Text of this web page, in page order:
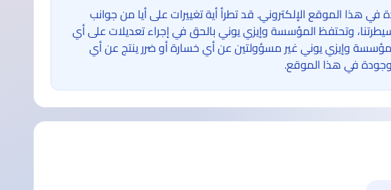
هذا الموقع الإلكتروني. قد تطرأ أية تغييرات على أيا من جوانب
وتحتفظ المؤسسة وإيزي يوني بالحق في إجراء تعديلات على أي
وإيزي يوني غير مسؤولتين عن أي خسارة أو ضرر ينتج عن أي
في هذا الموقع.